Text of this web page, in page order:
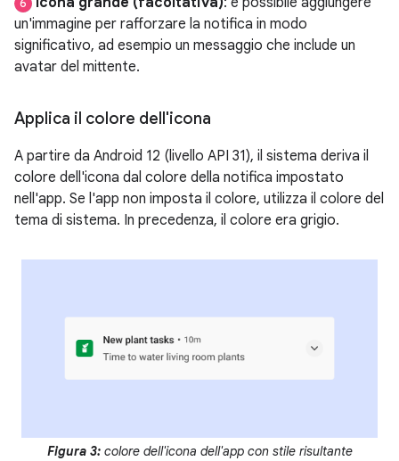
6
un'immagine per rafforzare la notifica in modo
significativo, ad esempio un messaggio che include un
avatar del mittente.
Applica il colore dell'icona
A partire da Android 12 (livello API 31), il sistema deriva il
colore dell'icona dal colore della notifica impostato
nell'app. Se l'app non imposta il colore, utilizza il colore del
tema di sistema. In precedenza, il colore era grigio.
Figura 3:colore dell'icona dell'app con stile risultante